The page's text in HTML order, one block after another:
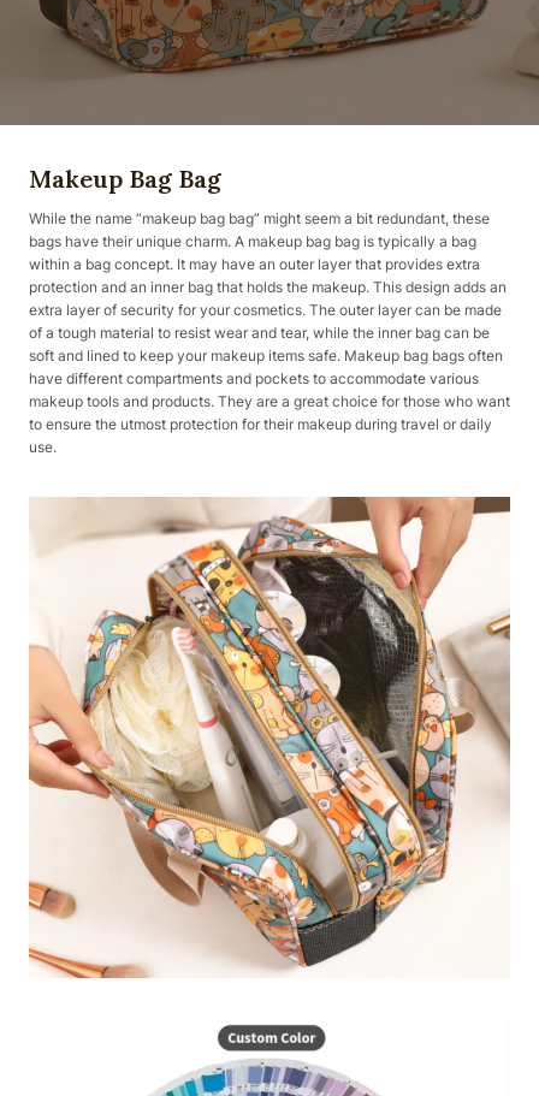
Makeup Bag Bag
While the name “makeup bag bag” might seem a bit redundant, these
bags have their unique charm. A makeup bag bag is typically a bag
within a bag concept. It may have an outer layer that provides extra
protection and an inner bag that holds the makeup. This design adds an
extra layer of security for your cosmetics. The outer layer can be made
of a tough material to resist wear and tear, while the inner bag can be
soft and lined to keep your makeup items safe. Makeup bag bags often
have different compartments and pockets to accommodate various
makeup tools and products. They are a great choice for those who want
to ensure the utmost protection for their makeup during travel or daily
use.